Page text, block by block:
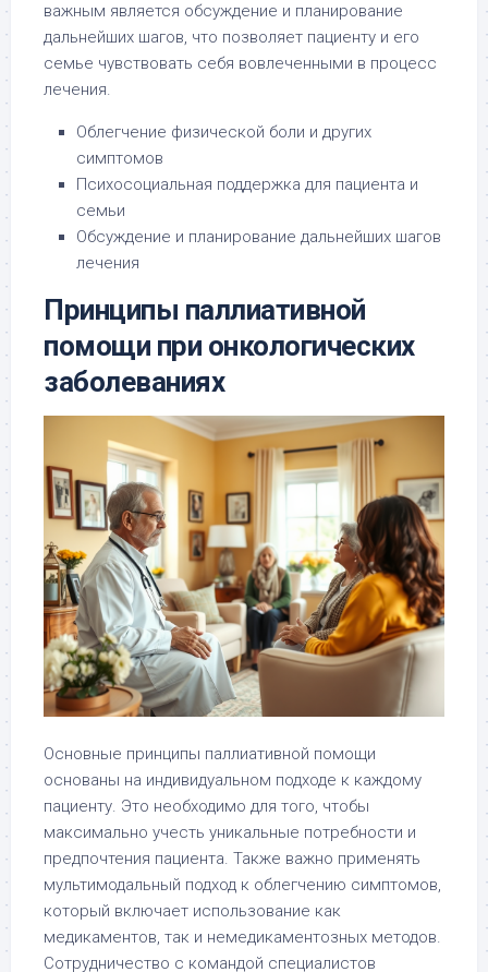
важным является обсуждение и планирование
дальнейших шагов, что позволяет пациенту и его
семье чувствовать себя вовлеченными в процесс
лечения.
Облегчение физической боли и других
симптомов
Психосоциальная поддержка для пациента и
семьи
Обсуждение и планирование дальнейших шагов
лечения
Принципы паллиативной
помощи при онкологических
заболеваниях
Основные принципы паллиативной помощи
основаны на индивидуальном подходе к каждому
пациенту. Это необходимо для того, чтобы
максимально учесть уникальные потребности и
предпочтения пациента. Также важно применять
мультимодальный подход к облегчению симптомов,
который включает использование как
медикаментов, так и немедикаментозных методов.
Сотрудничество с командой специалистов